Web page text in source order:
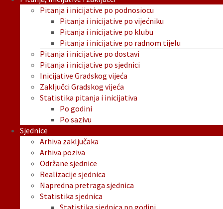
Pitanja i inicijative po podnosiocu
Pitanja i inicijative po vijećniku
Pitanja i inicijative po klubu
Pitanja i inicijative po radnom tijelu
Pitanja i inicijative po dostavi
Pitanja i inicijative po sjednici
Inicijative Gradskog vijeća
Zaključci Gradskog vijeća
Statistika pitanja i inicijativa
Po godini
Po sazivu
Sjednice
Arhiva zaključaka
Arhiva poziva
Održane sjednice
Realizacije sjednica
Napredna pretraga sjednica
Statistika sjednica